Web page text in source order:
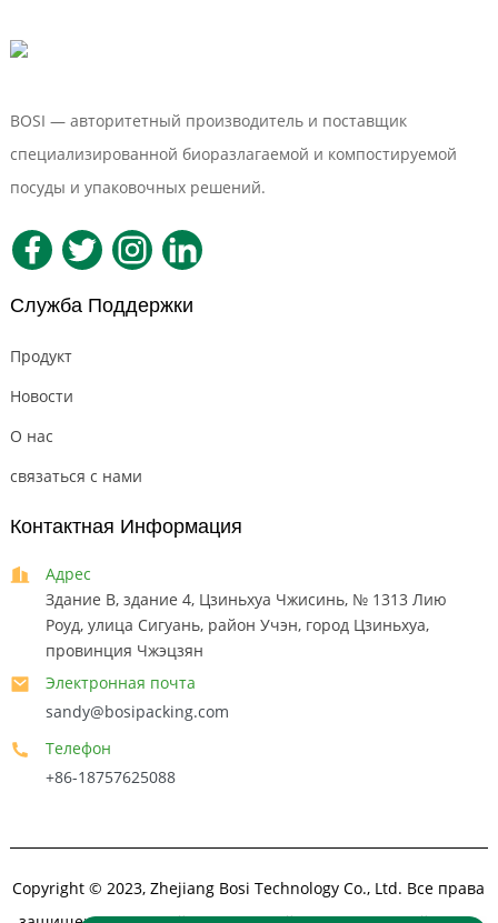
BOSI — авторитетный производитель и поставщик
специализированной биоразлагаемой и компостируемой
посуды и упаковочных решений.
Служба Поддержки
Продукт
Новости
О нас
связаться с нами
Контактная Информация
Адрес
Здание B, здание 4, Цзиньхуа Чжисинь, № 1313 Лию
Роуд, улица Сигуань, район Учэн, город Цзиньхуа,
провинция Чжэцзян
Электронная почта
sandy@bosipacking.com
Телефон
+86-18757625088
Copyright © 2023, Zhejiang Bosi Technology Co., Ltd. Все права